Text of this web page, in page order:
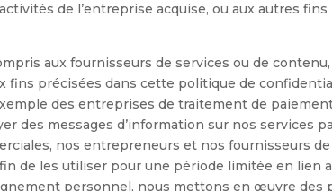
de l’entreprise acquise, ou aux autres
aux fournisseurs de services ou de contenu,
fins précisées dans cette politique de
des entreprises de traitement de
des messages d’information sur nos services
nos entrepreneurs et nos fournisseurs
de les utiliser pour une période limitée en lien
personnel, nous mettons en œuvre des